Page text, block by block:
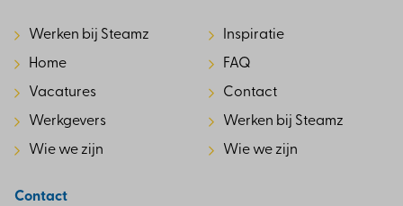
Werken bij Steamz
Home
Vacatures
Werkgevers
Wie we zijn
Inspiratie
FAQ
Contact
Werken bij Steamz
Wie we zijn
Contact